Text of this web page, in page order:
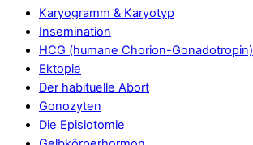
Karyogramm & Karyotyp
Insemination
HCG (humane Chorion-Gonadotropin)
Ektopie
Der habituelle Abort
Gonozyten
Die Episiotomie